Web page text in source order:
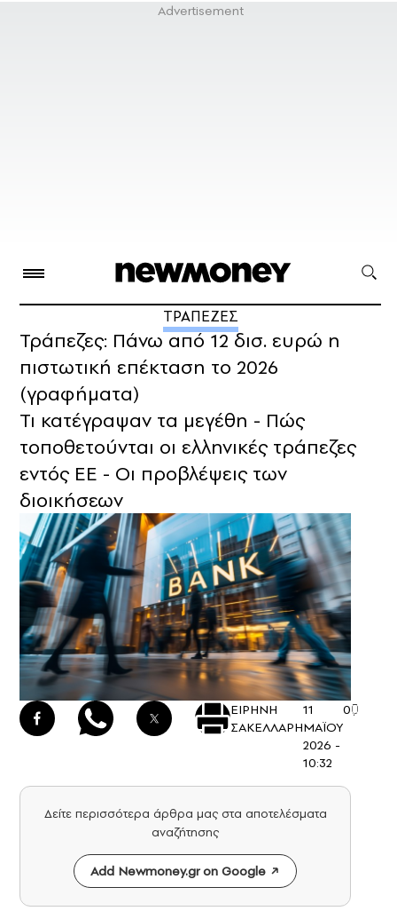
ΤΡΑΠΕΖΕΣ
Τράπεζες: Πάνω από 12 δισ. ευρώ η
πιστωτική επέκταση το 2026
(γραφήματα)
Τι κατέγραψαν τα μεγέθη - Πώς
τοποθετούνται οι ελληνικές τράπεζες
εντός ΕΕ - Οι προβλέψεις των
διοικήσεων
ΕΙΡΗΝΗ
ΣΑΚΕΛΛΑΡΗ
11
ΜΑΪΟΥ
2026 -
10:32
0
Δείτε περισσότερα άρθρα μας στα αποτελέσματα
αναζήτησης
Add Newmoney.gr on Google